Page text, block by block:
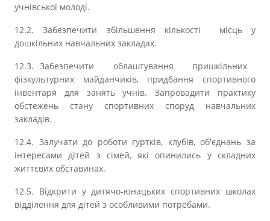
учнівської молоді.
12.2. Забезпечити збільшення кількості місць у
дошкільних навчальних закладах.
12.3. Забезпечити облаштування пришкільних
фізкультурних майданчиків, придбання спортивного
інвентаря для занять учнів. Запровадити практику
обстежень стану спортивних споруд навчальних
закладів.
12.4. Залучати до роботи гуртків, клубів, об'єднань за
інтересами дітей з сімей, які опинились у складних
життєвих обставинах.
12.5. Відкрити у дитячо-юнацьких спортивних школах
відділення для дітей з особливими потребами.